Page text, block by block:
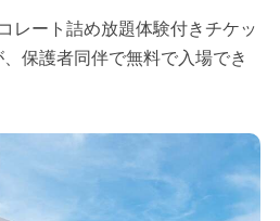
レート詰め放題体験付きチケッ
保護者同伴で無料で入場でき